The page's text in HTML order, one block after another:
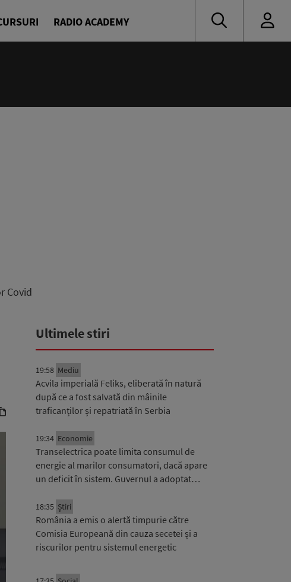
RADIO ACADEMY
Covid
Ultimele stiri
19:58 Mediu
Acvila imperială Feliks, eliberată în natură
după ce a fost salvată din mâinile
traficanților și repatriată în Serbia
19:34 Economie
Transelectrica poate limita consumul de
energie al marilor consumatori, dacă apare
un deficit în sistem. Guvernul a adoptat…
18:35 Știri
România a emis o alertă timpurie către
Comisia Europeană din cauza secetei și a
riscurilor pentru sistemul energetic